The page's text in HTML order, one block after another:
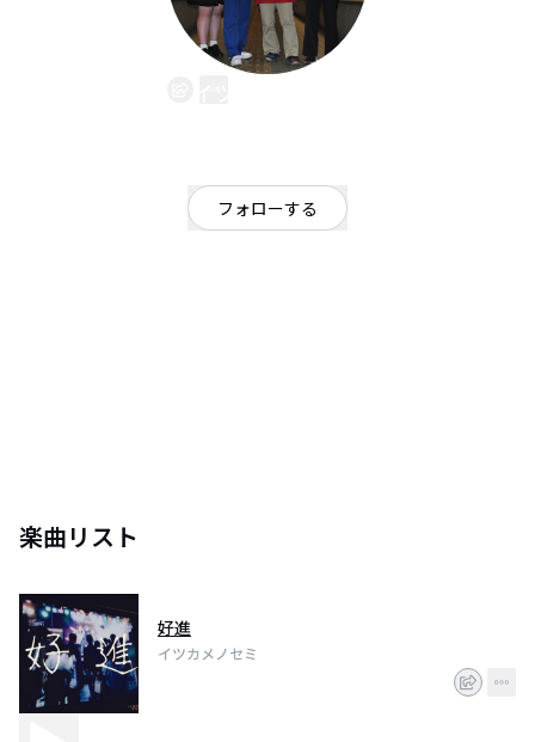
フォローする
楽曲リスト
好進
イツカメノセミ